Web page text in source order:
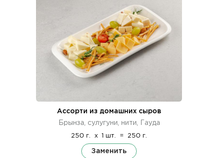
Ассорти из домашних сыров
Брынза, сулугуни, нити, Гауда
250 г. x 1 шт. = 250 г.
Заменить